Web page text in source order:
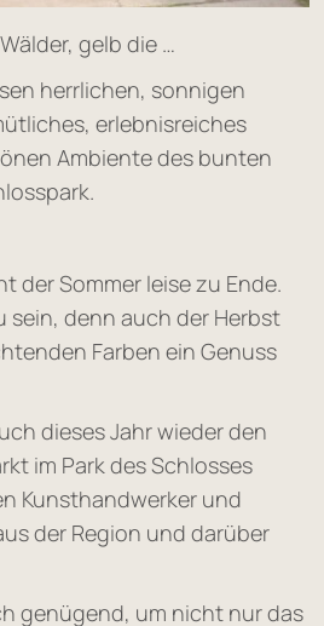
gelb die …
herrlichen, sonnigen
erlebnisreiches
Ambiente des bunten
der Sommer leise zu Ende.
sein, denn auch der Herbst
Farben ein Genuss
dieses Jahr wieder den
im Park des Schlosses
Kunsthandwerker und
der Region und darüber
genügend, um nicht nur das